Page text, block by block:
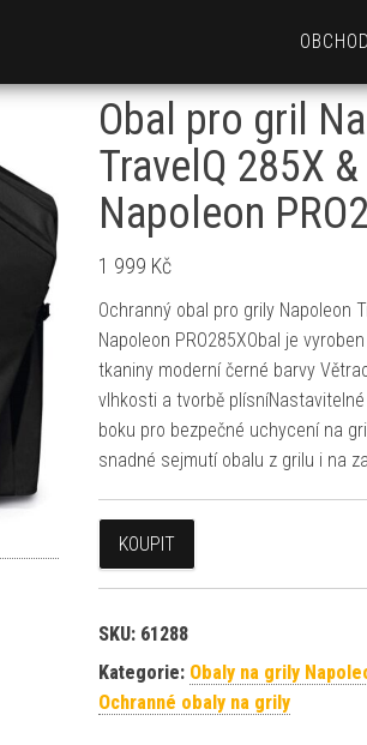
OBCHOD
Obal pro gril
TravelQ 285X &
Napoleon
1 999 Kč
Ochranný obal pro grily Napoleon
Napoleon PRO285XObal je
tkaniny moderní černé barvy
vlhkosti a tvorbě
boku pro bezpečné uchycení na
snadné sejmutí obalu z grilu i na
KOUPIT
SKU: 61288
Kategorie: Obaly na grily
Ochranné obaly na grily